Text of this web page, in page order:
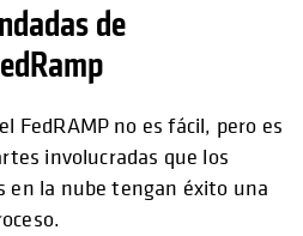
de
FedRAMP no es fácil, pero es
involucradas que los
en la nube tengan éxito una